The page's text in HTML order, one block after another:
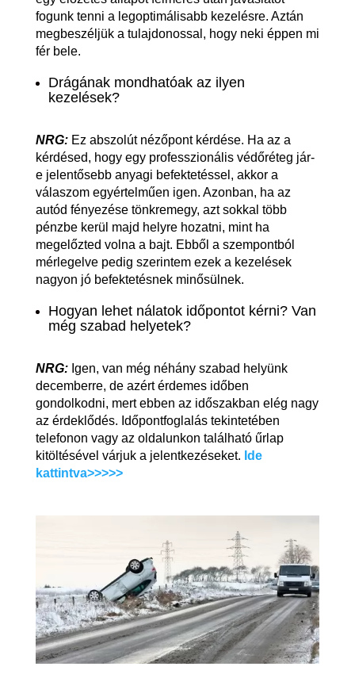
fogunk tenni a legoptimálisabb kezelésre. Aztán
megbeszéljük a tulajdonossal, hogy neki éppen mi
fér bele.
Drágának mondhatóak az ilyen
kezelések?
NRG:Ez abszolút nézőpont kérdése. Ha az a
kérdésed, hogy egy professzionális védőréteg jár-
e jelentősebb anyagi befektetéssel, akkor a
válaszom egyértelműen igen. Azonban, ha az
autód fényezése tönkremegy, azt sokkal több
pénzbe kerül majd helyre hozatni, mint ha
megelőzted volna a bajt. Ebből a szempontból
mérlegelve pedig szerintem ezek a kezelések
nagyon jó befektetésnek minősülnek.
Hogyan lehet nálatok időpontot kérni? Van
még szabad helyetek?
NRG:Igen, van még néhány szabad helyünk
decemberre, de azért érdemes időben
gondolkodni, mert ebben az időszakban elég nagy
az érdeklődés. Időpontfoglalás tekintetében
telefonon vagy az oldalunkon található űrlap
kitöltésével várjuk a jelentkezéseket. Ide
kattintva>>>>>